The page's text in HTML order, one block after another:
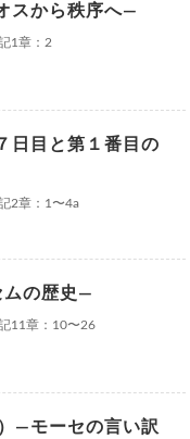
スから秩序へ—
1章：2
日目と第１番目の
2章：1〜4a
の歴史—
11章：10〜26
—モーセの言い訳